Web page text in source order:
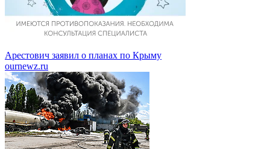
Арестович заявил о планах по Крыму
ournewz.ru